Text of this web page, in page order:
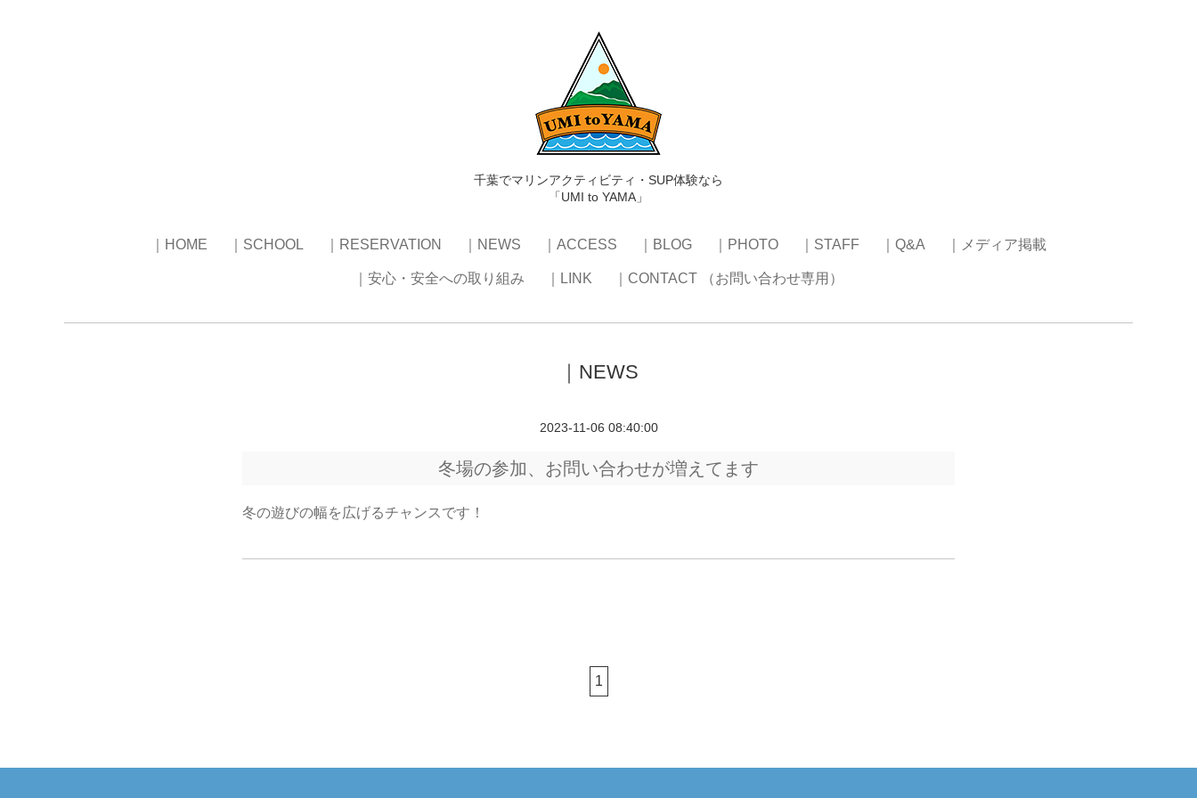
千葉でマリンアクティビティ・SUP体験なら
「UMI to YAMA」
｜HOME ｜SCHOOL ｜RESERVATION ｜NEWS ｜ACCESS ｜BLOG ｜PHOTO ｜STAFF ｜Q&A ｜メディア掲載
｜安心・安全への取り組み ｜LINK ｜CONTACT （お問い合わせ専用）
｜NEWS
2023-11-06 08:40:00
冬場の参加、お問い合わせが増えてます
冬の遊びの幅を広げるチャンスです！
1